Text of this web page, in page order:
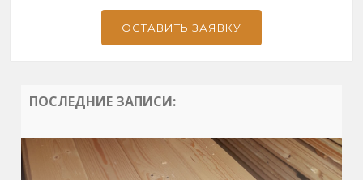
ОСТАВИТЬ ЗАЯВКУ
ПОСЛЕДНИЕ ЗАПИСИ: